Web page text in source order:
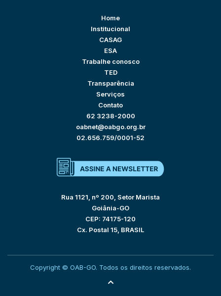
Home
Institucional
CASAG
ESA
Trabalhe conosco
TED
Transparência
Serviços
Contato
62 3238-2000
oabnet@oabgo.org.br
02.656.759/0001-52
Rua 1121, nº 200, Setor Marista
Goiânia-GO
CEP: 74175-120
Cx. Postal 15, BRASIL
Copyright © OAB-GO. Todos os direitos reservados.